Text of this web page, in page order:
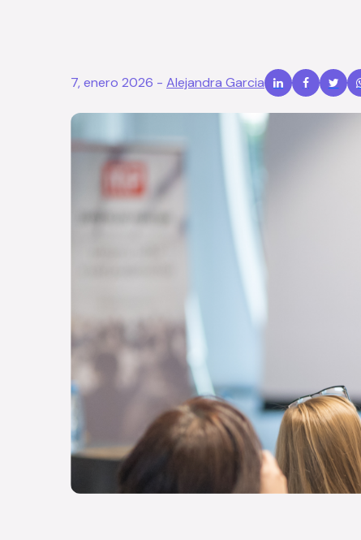
7, enero 2026 - Alejandra Garcia